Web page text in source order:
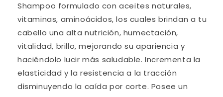
Shampoo formulado con aceites naturales,
vitaminas, aminoácidos, los cuales brindan a tu
cabello una alta nutrición, humectación,
vitalidad, brillo, mejorando su apariencia y
haciéndolo lucir más saludable. Incrementa la
elasticidad y la resistencia a la tracción
disminuyendo la caída por corte. Posee un